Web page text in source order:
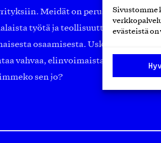
Sivustomme
evästeistä
Meidät on perustettu yli 100
työtä ja teollisuutta sekä
osaamisesta. Uskomme yhä,
vahvaa, elinvoimaista
sen jo?